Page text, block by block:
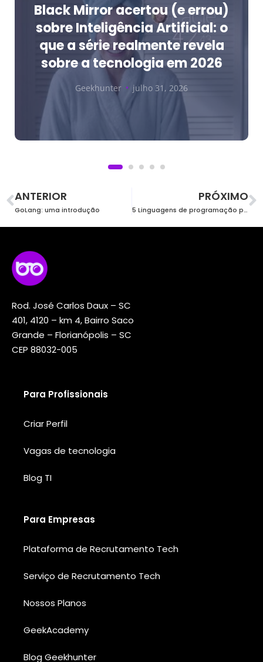
Black Mirror acertou (e errou)
sobre Inteligência Artificial: o
que a série realmente revela
sobre a tecnologia em 2026
Geekhunter julho 31, 2026
ANTERIOR
GoLang: uma introdução
PRÓXIMO
5 Linguagens de programação para aprender em 2024
Rod. José Carlos Daux – SC
401, 4120 – km 4, Bairro Saco
Grande – Florianópolis – SC
CEP 88032-005
Para Profissionais
Criar Perfil
Vagas de tecnologia
Blog TI
Para Empresas
Plataforma de Recrutamento Tech
Serviço de Recrutamento Tech
Nossos Planos
GeekAcademy
Blog Geekhunter